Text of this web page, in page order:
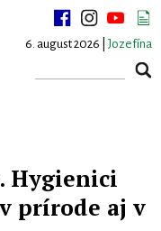
6. august 2026 | Jozefína
Hygienici
prírode aj v